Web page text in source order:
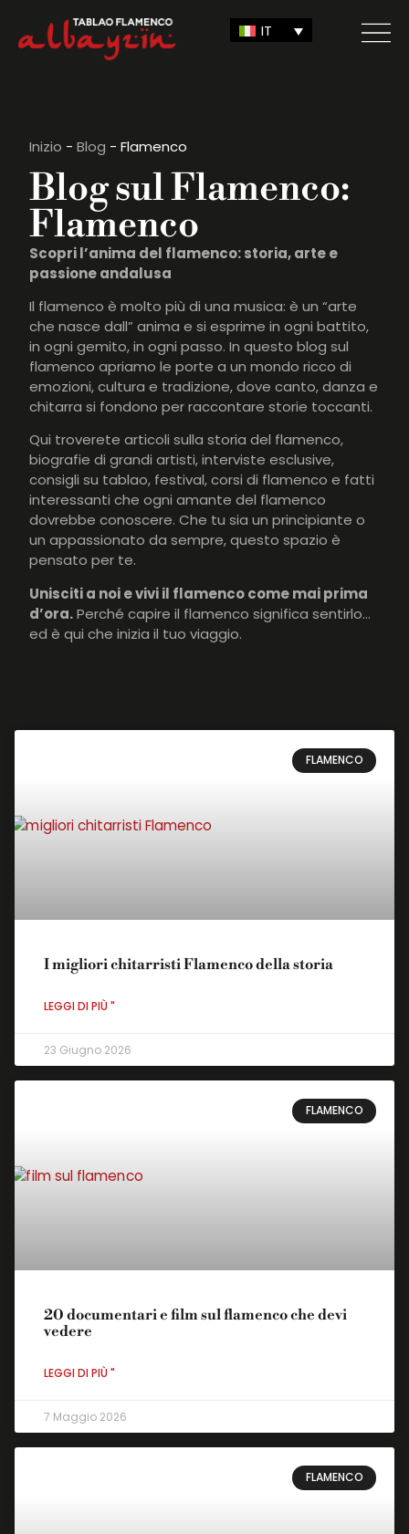
IT
Inizio - Blog - Flamenco
Blog sul Flamenco:
Flamenco
Scopri l’anima del flamenco: storia, arte e
passione andalusa
Il flamenco è molto più di una musica: è un “arte
che nasce dall” anima e si esprime in ogni battito,
in ogni gemito, in ogni passo. In questo blog sul
flamenco apriamo le porte a un mondo ricco di
emozioni, cultura e tradizione, dove canto, danza e
chitarra si fondono per raccontare storie toccanti.
Qui troverete articoli sulla storia del flamenco,
biografie di grandi artisti, interviste esclusive,
consigli su tablao, festival, corsi di flamenco e fatti
interessanti che ogni amante del flamenco
dovrebbe conoscere. Che tu sia un principiante o
un appassionato da sempre, questo spazio è
pensato per te.
Unisciti a noi e vivi il flamenco come mai prima
d’ora.
ed è qui che inizia il tuo viaggio.
FLAMENCO
I migliori chitarristi Flamenco della storia
LEGGI DI PIÙ "
23 Giugno 2026
FLAMENCO
20 documentari e film sul flamenco che devi
vedere
LEGGI DI PIÙ "
7 Maggio 2026
FLAMENCO